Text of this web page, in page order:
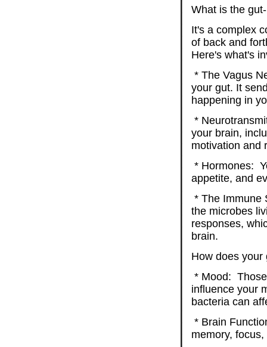
What
It's a complex
of back and
Here's what's
* The Vagus
your gut. It
happening in
*
your brain,
motivation and
* Hormones:
appetite, and
* The Immune
the microbes
responses,
brain.
How does your
* Mood:
influence your
bacteria can
* Brain
memory,